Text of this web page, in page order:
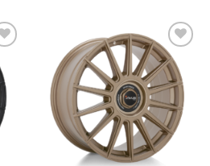
Aggiungi
alla lista
dei
desideri